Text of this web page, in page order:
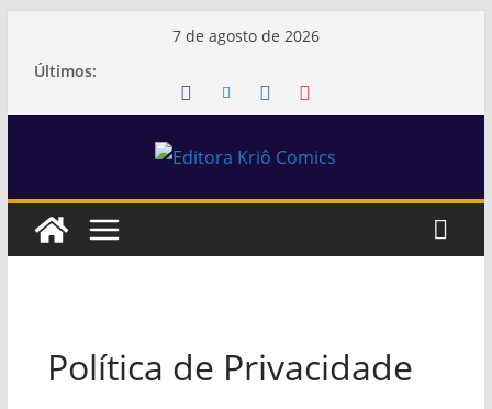
conteúdo
7 de agosto de 2026
Últimos:
Política de Privacidade